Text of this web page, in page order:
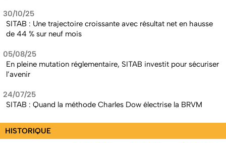
30/10/25
SITAB : Une trajectoire croissante avec résultat net en hausse
de 44 % sur neuf mois
05/08/25
En pleine mutation réglementaire, SITAB investit pour sécuriser
l’avenir
24/07/25
SITAB : Quand la méthode Charles Dow électrise la BRVM
HISTORIQUE